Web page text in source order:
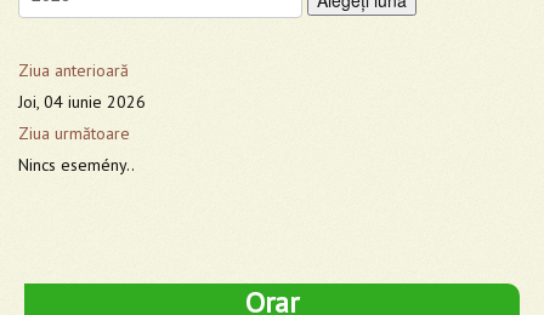
Ziua anterioară
Joi, 04 iunie 2026
Ziua următoare
Nincs esemény..
Orar